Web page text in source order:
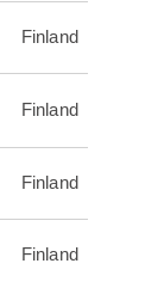
Finland
Finland
Finland
Finland